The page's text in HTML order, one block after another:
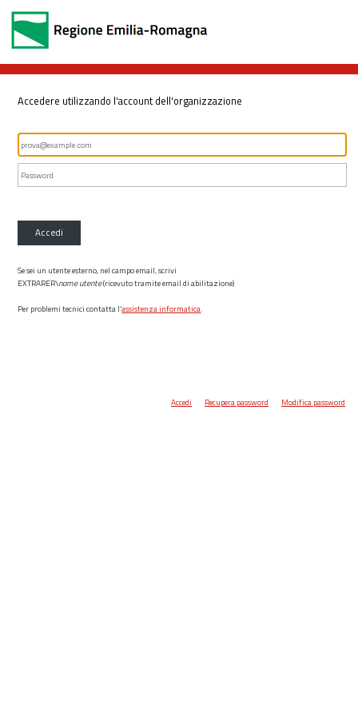
Accedere utilizzando l'account dell'organizzazione
Accedi
Se sei un utente esterno, nel campo email, scrivi
EXTRARER\nome utente(ricevuto tramite email di abilitazione)
Per problemi tecnici contatta l’assistenza informatica.
Accedi Recupera password Modifica password